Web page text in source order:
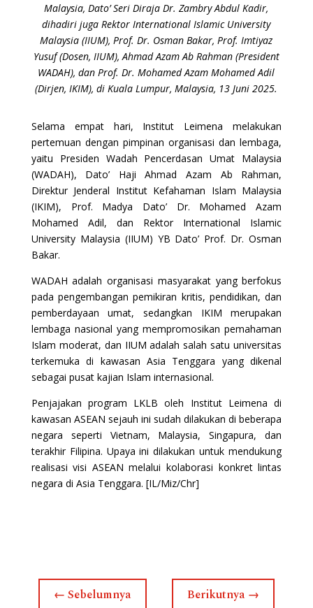
Malaysia, Dato’ Seri Diraja Dr. Zambry Abdul Kadir,
dihadiri juga Rektor International Islamic University
Malaysia (IIUM), Prof. Dr. Osman Bakar, Prof. Imtiyaz
Yusuf (Dosen, IIUM), Ahmad Azam Ab Rahman (President
WADAH), dan Prof. Dr. Mohamed Azam Mohamed Adil
(Dirjen, IKIM), di Kuala Lumpur, Malaysia, 13 Juni 2025.
Selama empat hari, Institut Leimena melakukan
pertemuan dengan pimpinan organisasi dan lembaga,
yaitu Presiden Wadah Pencerdasan Umat Malaysia
(WADAH), Dato’ Haji Ahmad Azam Ab Rahman,
Direktur Jenderal Institut Kefahaman Islam Malaysia
(IKIM), Prof. Madya Dato’ Dr. Mohamed Azam
Mohamed Adil, dan Rektor International Islamic
University Malaysia (IIUM) YB Dato’ Prof. Dr. Osman
Bakar.
WADAH adalah organisasi masyarakat yang berfokus
pada pengembangan pemikiran kritis, pendidikan, dan
pemberdayaan umat, sedangkan IKIM merupakan
lembaga nasional yang mempromosikan pemahaman
Islam moderat, dan IIUM adalah salah satu universitas
terkemuka di kawasan Asia Tenggara yang dikenal
sebagai pusat kajian Islam internasional.
Penjajakan program LKLB oleh Institut Leimena di
kawasan ASEAN sejauh ini sudah dilakukan di beberapa
negara seperti Vietnam, Malaysia, Singapura, dan
terakhir Filipina. Upaya ini dilakukan untuk mendukung
realisasi visi ASEAN melalui kolaborasi konkret lintas
negara di Asia Tenggara. [IL/Miz/Chr]
← Sebelumnya Berikutnya →